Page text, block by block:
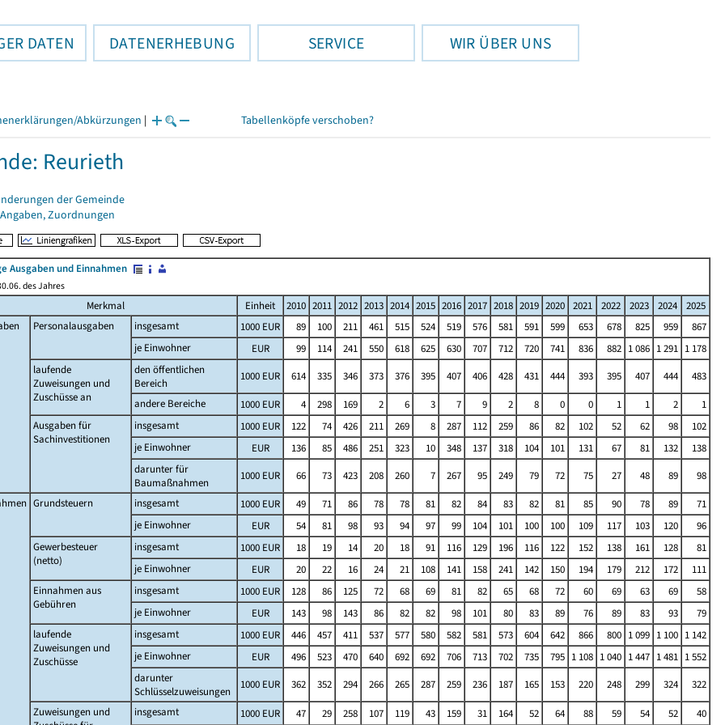
DATEN DATENERHEBUNG SERVICE WIR ÜBER UNS
Abkürzungen | Tabellenköpfe verschoben?
Reurieth
der Gemeinde
Zuordnungen
Ausgaben und Einnahmen
des Jahres
Merkmal Einheit 2010 2011 2012 2013 2014 2015 2016 2017 2018 2019 2020 2021 2022 2023 2024
2025
Personalausgaben insgesamt 1000 EUR 89 100 211 461 515 524 519 576 581 591 599 653 678 825 959
867
je Einwohner
EUR 99 114 241 550 618 625 630 707 712 720 741 836 882 1 086 1 291 1 178
laufende
Zuweisungen und
Zuschüsse an
den öffentlichen
Bereich
1000 EUR 614 335 346 373 376 395 407 406 428 431 444 393 395 407 444
483
andere Bereiche
1000 EUR 4 298 169 2 6 3 7 9 2 8 0 0 1 1 2
1
Ausgaben für
Sachinvestitionen
insgesamt 1000 EUR 122 74 426 211 269 8 287 112 259 86 82 102 52 62 98
102
je Einwohner
EUR 136 85 486 251 323 10 348 137 318 104 101 131 67 81 132
138
darunter für
Baumaßnahmen
1000 EUR 66 73 423 208 260 7 267 95 249 79 72 75 27 48 89
98
Grundsteuern insgesamt 1000 EUR 49 71 86 78 78 81 82 84 83 82 81 85 90 78 89
71
je Einwohner
EUR 54 81 98 93 94 97 99 104 101 100 100 109 117 103 120
96
Gewerbesteuer
(netto)
insgesamt 1000 EUR 18 19 14 20 18 91 116 129 196 116 122 152 138 161 128
81
je Einwohner
EUR 20 22 16 24 21 108 141 158 241 142 150 194 179 212 172
111
Einnahmen aus
Gebühren
insgesamt 1000 EUR 128 86 125 72 68 69 81 82 65 68 72 60 69 63 69
58
je Einwohner
EUR 143 98 143 86 82 82 98 101 80 83 89 76 89 83 93
79
laufende
Zuweisungen und
Zuschüsse
insgesamt 1000 EUR 446 457 411 537 577 580 582 581 573 604 642 866 800 1 099 1 100 1 142
je Einwohner
EUR 496 523 470 640 692 692 706 713 702 735 795 1 108 1 040 1 447 1 481 1 552
darunter
Schlüsselzuweisungen
1000 EUR 362 352 294 266 265 287 259 236 187 165 153 220 248 299 324
322
Zuweisungen und
insgesamt 1000 EUR 47 29 258 107 119 43 159 31 164 52 64 88 59 54 52 40